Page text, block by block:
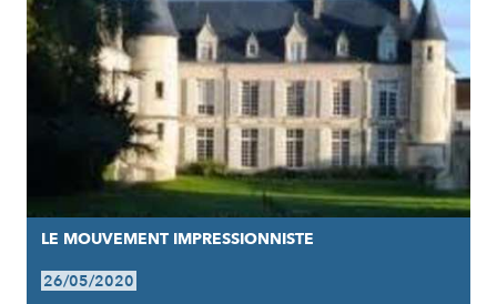
LE MOUVEMENT IMPRESSIONNISTE
26/05/2020